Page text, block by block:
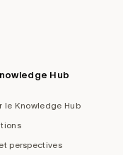
Hub
le Knowledge Hub
perspectives